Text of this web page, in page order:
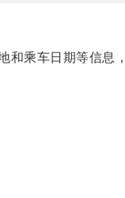
乘车日期等信息